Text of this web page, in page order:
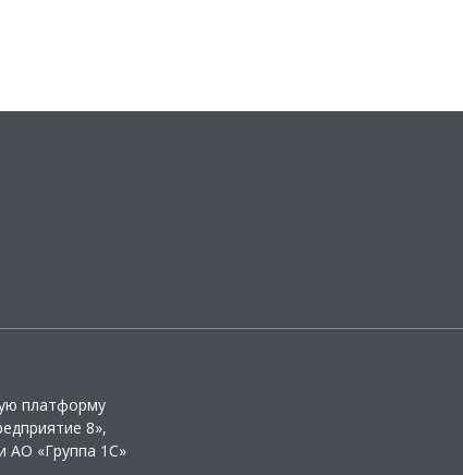
платформу
8»,
АО «Группа 1С»